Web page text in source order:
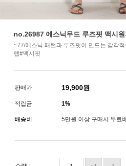
no.26987 에스닉무드 루즈핏 맥시
~77/에스닉 패턴과 루즈핏이 만드는 감각
랩#맥시핏
판매가 19,900원
적립금 1%
배송비 5만원 이상 구매시 무료